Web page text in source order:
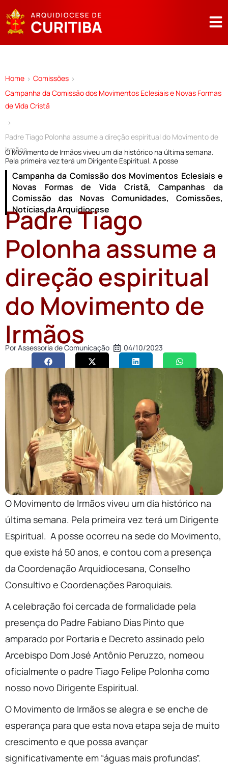
Home > Comissões >
Campanha da Comissão dos Movimentos Eclesiais e Novas Formas
de Vida Cristã
>
Padre Tiago Polonha assume a direção espiritual do Movimento de
Irmãos
O Movimento de Irmãos viveu um dia histórico na última semana.
Pela primeira vez terá um Dirigente Espiritual. A posse
Campanha da Comissão dos Movimentos Eclesiais e
Novas Formas de Vida Cristã,Campanhas da
Comissão das Novas Comunidades, Comissões,
Notícias da Arquidiocese
Padre Tiago
Polonha assume a
direção espiritual
do Movimento de
Irmãos
PorAssessoria de Comunicação 04/10/2023
O Movimento de Irmãos viveu um dia histórico na
última semana. Pela primeira vez terá um Dirigente
Espiritual. A posse ocorreu na sede do Movimento,
que existe há 50 anos, e contou com a presença
da Coordenação Arquidiocesana, Conselho
Consultivo e Coordenações Paroquiais.
A celebração foi cercada de formalidade pela
presença do Padre Fabiano Dias Pinto que
amparado por Portaria e Decreto assinado pelo
Arcebispo Dom José Antônio Peruzzo, nomeou
oficialmente o padre Tiago Felipe Polonha como
nosso novo Dirigente Espiritual.
O Movimento de Irmãos se alegra e se enche de
esperança para que esta nova etapa seja de muito
crescimento e que possa avançar
significativamente em “águas mais profundas”.